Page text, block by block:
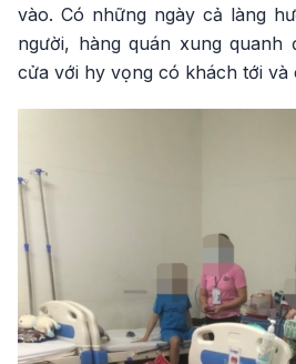
vào. Có những ngày cả làng
người, hàng quán xung quanh
cửa với hy vọng có khách tới và